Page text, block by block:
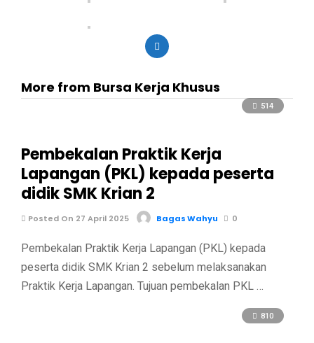
More from Bursa Kerja Khusus
514
Pembekalan Praktik Kerja
Lapangan (PKL) kepada peserta
didik SMK Krian 2
Posted On 27 April 2025 Bagas Wahyu 0
Pembekalan Praktik Kerja Lapangan (PKL) kepada
peserta didik SMK Krian 2 sebelum melaksanakan
Praktik Kerja Lapangan. Tujuan pembekalan PKL …
810